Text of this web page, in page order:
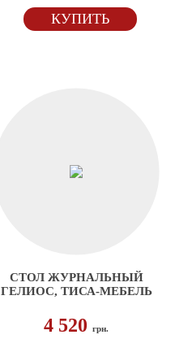
КУПИТЬ
СТОЛ ЖУРНАЛЬНЫЙ
ГЕЛИОС, ТИСА-МЕБЕЛЬ
4 520грн.